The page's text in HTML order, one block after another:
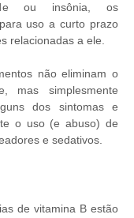
ou insônia, os
uso a curto prazo
relacionadas a ele.
não eliminam o
mas simplesmente
dos sintomas e
o uso (e abuso) de
e sedativos.
de vitamina B estão